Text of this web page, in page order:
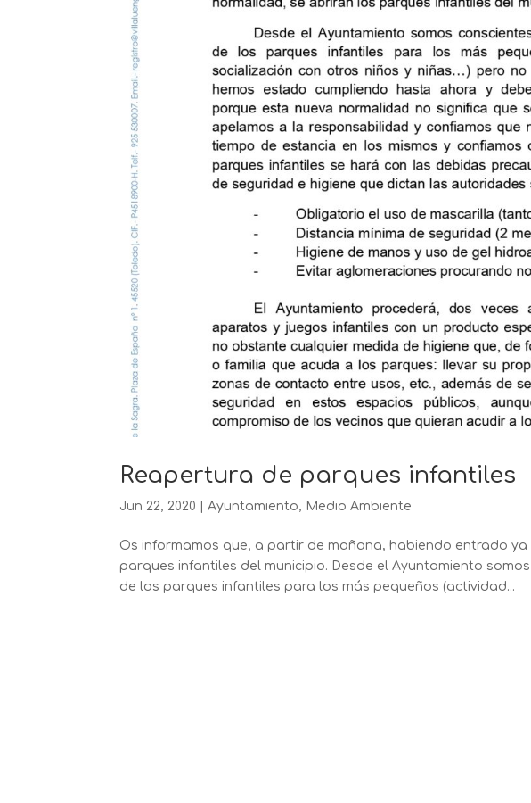
Reapertura de parques infantiles
Jun 22, 2020 |Ayuntamiento, Medio Ambiente
Os informamos que, a partir de mañana, habiendo entrado
parques infantiles del municipio. Desde el Ayuntamiento
de los parques infantiles para los más pequeños (actividad...